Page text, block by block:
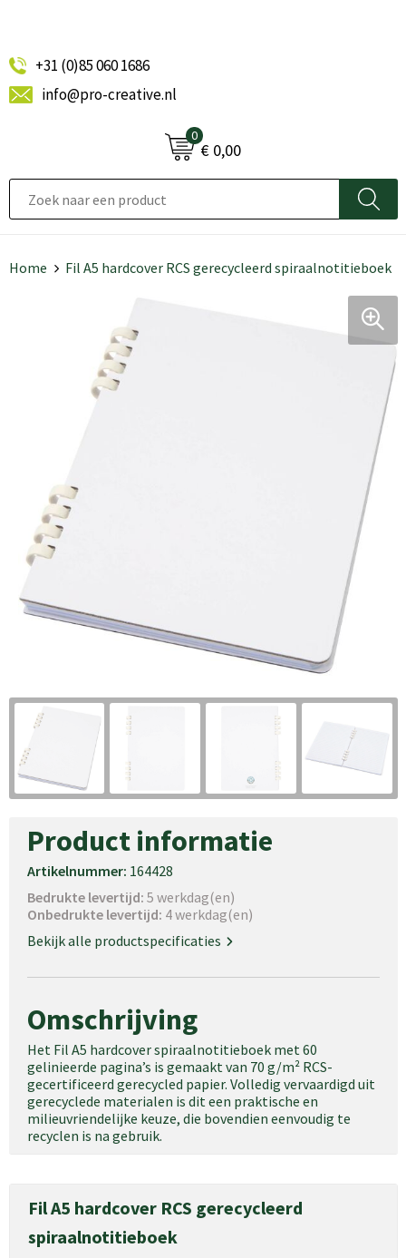
+31 (0)85 060 1686
info@pro-creative.nl
0
€ 0,00
Home Fil A5 hardcover RCS gerecycleerd spiraalnotitieboek
Product informatie
Artikelnummer: 164428
Bedrukte levertijd: 5 werkdag(en)
Onbedrukte levertijd: 4 werkdag(en)
Bekijk alle productspecificaties
Omschrijving
Het Fil A5 hardcover spiraalnotitieboek met 60
gelinieerde pagina’s is gemaakt van 70 g/m² RCS-
gecertificeerd gerecycled papier. Volledig vervaardigd uit
gerecyclede materialen is dit een praktische en
milieuvriendelijke keuze, die bovendien eenvoudig te
recyclen is na gebruik.
Fil A5 hardcover RCS gerecycleerd
spiraalnotitieboek